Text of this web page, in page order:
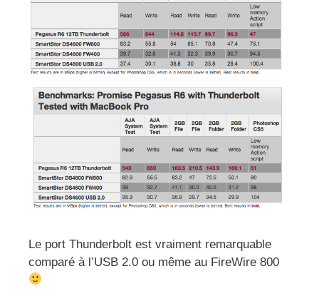
Le port Thunderbolt est vraiment remarquable
comparé à l’USB 2.0 ou même au FireWire 800